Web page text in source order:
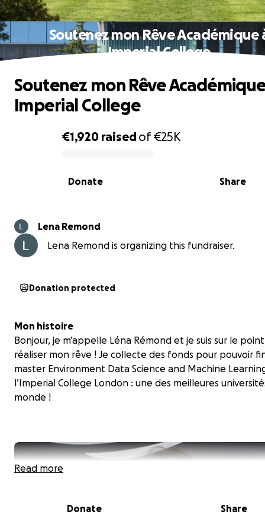
Soutenez mon Rêve Académique
Imperial College
0% complete
€1,920 raisedof€25K
Share
Donate
Soutenez mon Rêve
Imperial College
Lena Remond
Lena Remond is organizing this fundraiser.
Donation protected
Mon histoire
Bonjour, je m’appelle Léna Rémond et je suis sur le
réaliser mon rêve ! Je collecte des fonds pour pouvoir
master Environment Data Science and Machine
l’Imperial College London : une des meilleures
monde !
Read more
Donate Share